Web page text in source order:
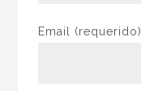
Email (requerido)